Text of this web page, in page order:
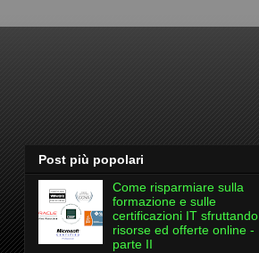
Post più popolari
Come risparmiare sulla
formazione e sulle
certificazioni IT sfruttando
risorse ed offerte online -
parte II